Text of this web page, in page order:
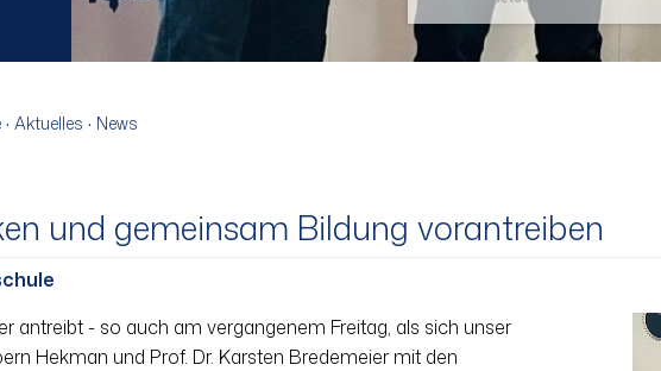
Aktuelles News
und gemeinsam Bildung vorantreiben
antreibt - so auch am vergangenem Freitag, als sich unser
Hekman und Prof. Dr. Karsten Bredemeier mit den